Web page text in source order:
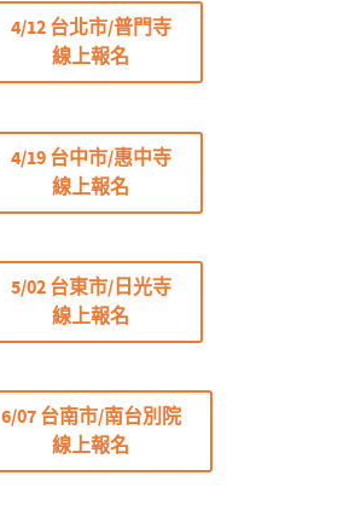
4/12 台北市/普門寺
線上報名
4/19 台中市/惠中寺
線上報名
5/02 台東市/日光寺
線上報名
6/07 台南市/南台別院
線上報名